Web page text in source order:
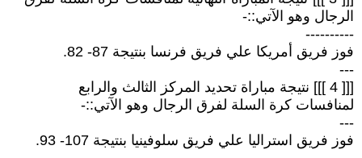
الرجال وهو الآتي::-
----------
فوز فريق أمريكا علي فريق فرنسا بنتيجة 87- 82.
---
[[[ 4 ]]] نتيجة مباراة تحديد المركز الثالث والرابع
لمنافسات كرة السلة لفرق الرجال وهو الآتي::-
---
فوز فريق استراليا علي فريق سلوفينيا بنتيجة 107- 93.